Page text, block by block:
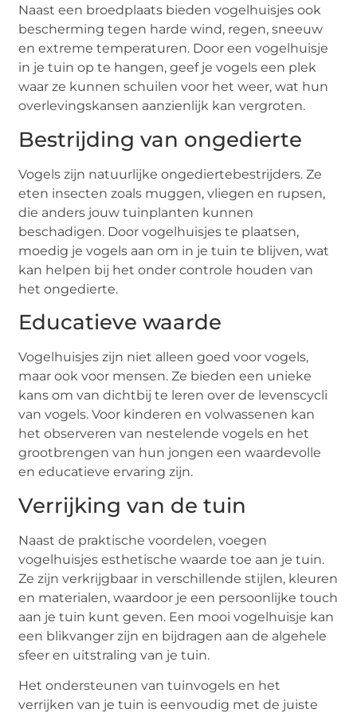
Naast een broedplaats bieden vogelhuisjes ook
bescherming tegen harde wind, regen, sneeuw
en extreme temperaturen. Door een vogelhuisje
in je tuin op te hangen, geef je vogels een plek
waar ze kunnen schuilen voor het weer, wat hun
overlevingskansen aanzienlijk kan vergroten.
Bestrijding van ongedierte
Vogels zijn natuurlijke ongediertebestrijders. Ze
eten insecten zoals muggen, vliegen en rupsen,
die anders jouw tuinplanten kunnen
beschadigen. Door vogelhuisjes te plaatsen,
moedig je vogels aan om in je tuin te blijven, wat
kan helpen bij het onder controle houden van
het ongedierte.
Educatieve waarde
Vogelhuisjes zijn niet alleen goed voor vogels,
maar ook voor mensen. Ze bieden een unieke
kans om van dichtbij te leren over de levenscycli
van vogels. Voor kinderen en volwassenen kan
het observeren van nestelende vogels en het
grootbrengen van hun jongen een waardevolle
en educatieve ervaring zijn.
Verrijking van de tuin
Naast de praktische voordelen, voegen
vogelhuisjes esthetische waarde toe aan je tuin.
Ze zijn verkrijgbaar in verschillende stijlen, kleuren
en materialen, waardoor je een persoonlijke touch
aan je tuin kunt geven. Een mooi vogelhuisje kan
een blikvanger zijn en bijdragen aan de algehele
sfeer en uitstraling van je tuin.
Het ondersteunen van tuinvogels en het
verrijken van je tuin is eenvoudig met de juiste